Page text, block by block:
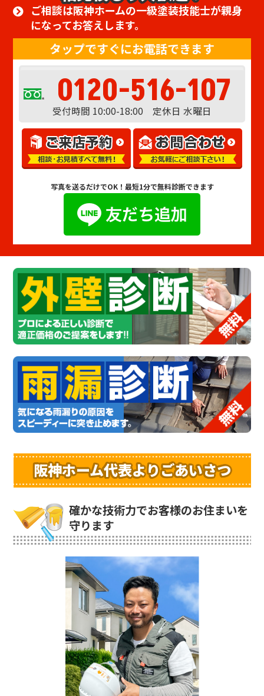
ご相談は阪神ホームの一級塗装技能士が親身
になってお答えします。
タップですぐにお電話できます
0120-516-107
受付時間 10:00-18:00 定休日 水曜日
写真を送るだけでOK！ 最短1分で無料診断できます
阪神ホーム代表よりごあいさつ
確かな技術力でお客様のお住まいを
守ります